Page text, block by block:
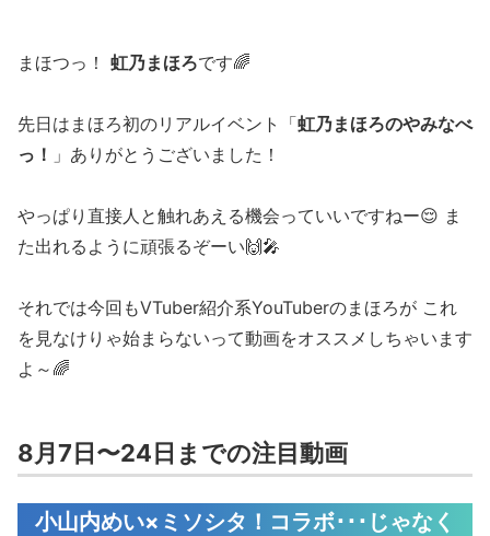
まほつっ！ 虹乃まほろです🌈
先日はまほろ初のリアルイベント「虹乃まほろのやみなべ
っ！ 」ありがとうございました！
やっぱり直接人と触れあえる機会っていいですねー😌 ま
た出れるように頑張るぞーい🙌🎤
それでは今回もVTuber紹介系YouTuberのまほろが これ
を見なけりゃ始まらないって動画をオススメしちゃいます
よ～🌈
8月7日〜24日までの注目動画
小山内めい×ミソシタ！コラボ･･･じゃなく